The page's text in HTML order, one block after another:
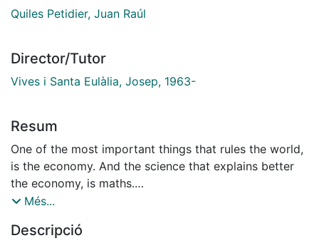
Quiles Petidier, Juan Raúl
Director/Tutor
Vives i Santa Eulàlia, Josep, 1963-
Resum
One of the most important things that rules the world,
is the economy. And the science that explains better
the economy, is maths.
When I was a child, I wanted to become an economist.
of the economy is maths, and knowing maths, you can
Més...
Descripció